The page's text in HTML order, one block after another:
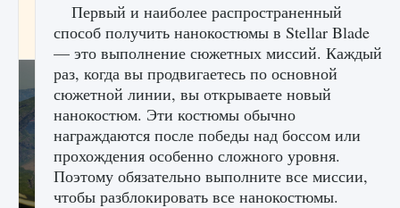
9 августа 2024 2 395 0 2
Первый и наиболее распространенный
способ получить нанокостюмы в Stellar Blade
— это выполнение сюжетных миссий. Каждый
раз, когда вы продвигаетесь по основной
сюжетной линии, вы открываете новый
нанокостюм. Эти костюмы обычно
награждаются после победы над боссом или
прохождения особенно сложного уровня.
Поэтому обязательно выполните все миссии,
чтобы разблокировать все нанокостюмы.